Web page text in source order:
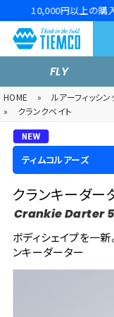
10,000円以上の購
FLY
HOME » ルアーフィッシン
»
クランクベイト
ティムコルアーズ
クランキーダー
Crankie Darter
ボディシェイプを一
ンキーダーター